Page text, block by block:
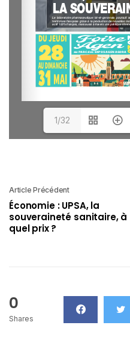
1/32
Article Précédent
Économie : UPSA, la
souveraineté sanitaire, à
quel prix ?
0
Shares